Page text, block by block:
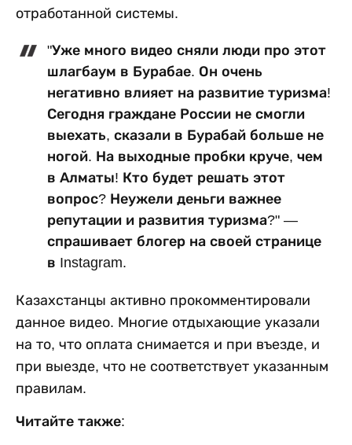
отработанной системы.
"Уже много видео сняли люди про этот
шлагбаум в Бурабае. Он очень
негативно влияет на развитие туризма!
Сегодня граждане России не смогли
выехать, сказали в Бурабай больше не
ногой. На выходные пробки круче, чем
в Алматы! Кто будет решать этот
вопрос? Неужели деньги важнее
репутации и развития туризма?" —
спрашивает блогер на своей странице
в Instagram.
Казахстанцы активно прокомментировали
данное видео. Многие отдыхающие указали
на то, что оплата снимается и при въезде, и
при выезде, что не соответствует указанным
правилам.
Читайте также: